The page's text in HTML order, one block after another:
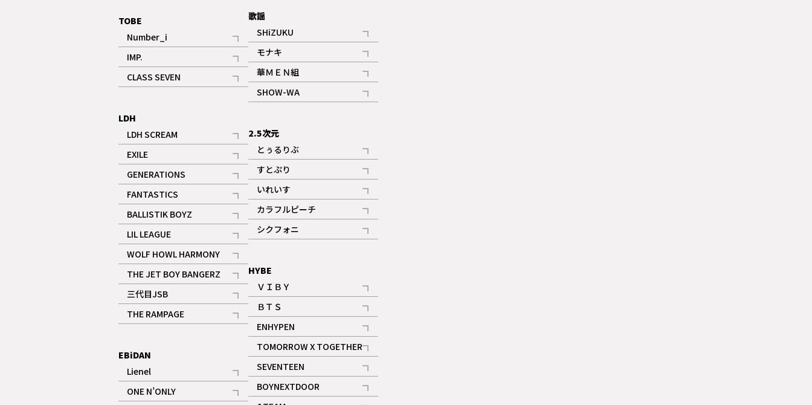
TOBE
Number_i
記事
IMP.
記事
CLASS SEVEN
記事
LDH
LDH SCREAM
記事
EXILE
記事
GENERATIONS
記事
FANTASTICS
記事
BALLISTIK BOYZ
記事
LIL LEAGUE
記事
WOLF HOWL HARMONY
記事
THE JET BOY BANGERZ
記事
三代目JSB
記事
THE RAMPAGE
記事
EBiDAN
Lienel
記事
ONE N’ONLY
歌謡
SHiZUKU
記事
モナキ
記事
華ＭＥＮ組
記事
SHOW-WA
記事
2.5次元
とぅるりぶ
記事
すとぷり
記事
ギャラリー
いれいす
記事
ギャラリー
カラフルピーチ
記事
シクフォニ
記事
HYBE
ＶＩＢＹ
記事
ＢＴＳ
記事
ENHYPEN
記事
TOMORROW X TOGETHER
記事
ギャラリー
SEVENTEEN
記事
BOYNEXTDOOR
記事